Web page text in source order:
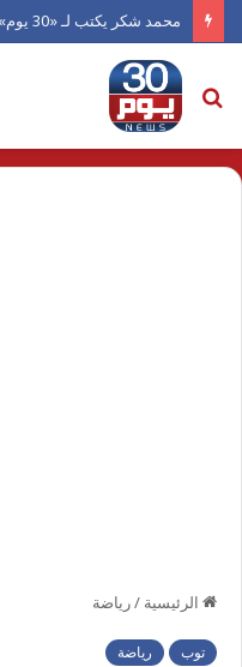
محمد شكر يكتب لـ «30 يوم»: «الكرنك».. أزمة سينما أتلفها الهوى
بحث
عن
الرئيسية /رياضة
توب رياضة